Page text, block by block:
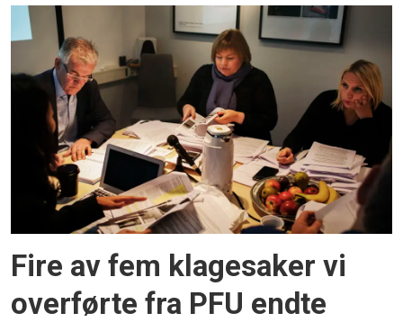
Tag:
stayclassy
Fire av fem klagesaker vi
overførte fra PFU endte